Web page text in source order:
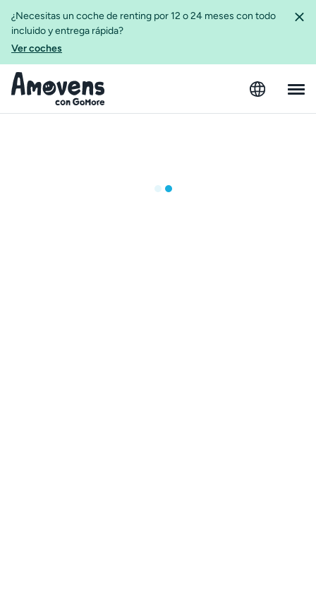
¿Necesitas un coche de renting por 12 o 24 meses con todo
incluido y entrega rápida?
Ver coches